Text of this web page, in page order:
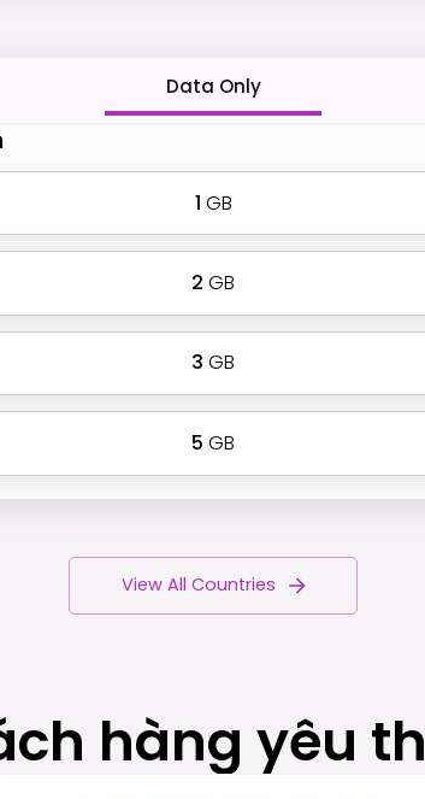
Data Only
1 GB
2 GB
3 GB
5 GB
View All Countries
hàng yêu